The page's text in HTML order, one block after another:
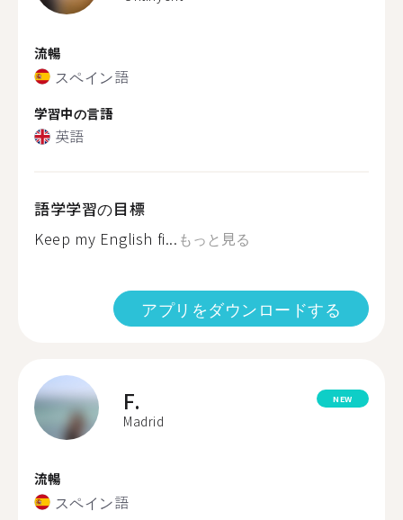
流暢
スペイン語
学習中の言語
英語
語学学習の目標
Keep my English fi... もっと見る
アプリをダウンロードする
F.
Madrid
NEW
流暢
スペイン語